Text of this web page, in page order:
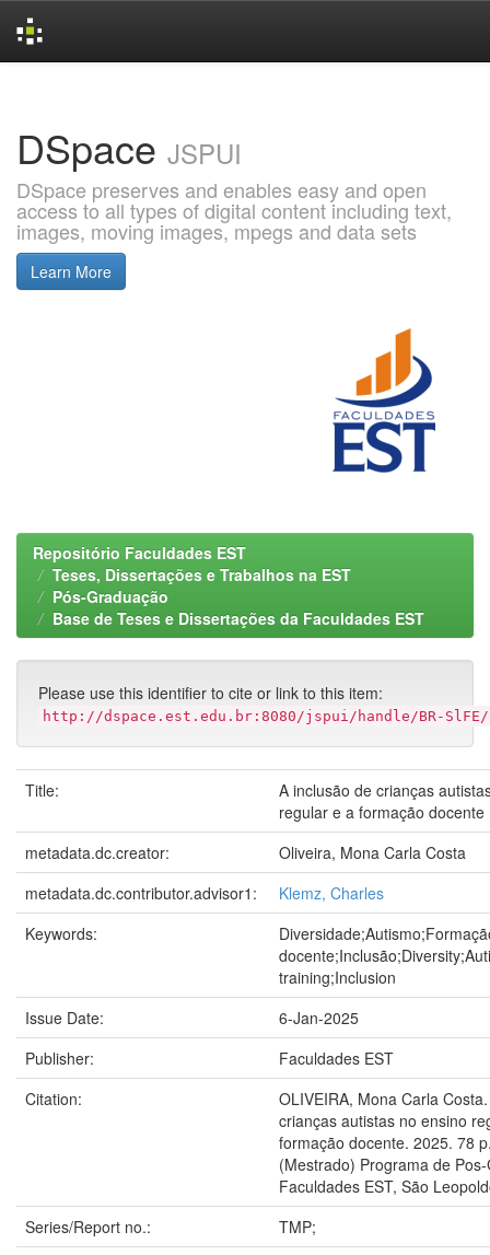
DSpace JSPUI
DSpace preserves and enables easy and open
access to all types of digital content including text,
images, moving images, mpegs and data sets
Learn More
Repositório Faculdades EST
Teses, Dissertações e Trabalhos na EST
Pós-Graduação
Base de Teses e Dissertações da Faculdades EST
Please use this identifier to cite or link to this item:
http://dspace.est.edu.br:8080/jspui/handle/BR-SlFE/
Title:
A inclusão de crianças
regular e a formação docente
metadata.dc.creator:
Oliveira, Mona Carla Costa
metadata.dc.contributor.advisor1:
Klemz, Charles
Keywords:
training;Inclusion
Issue Date:
6-Jan-2025
Publisher:
Faculdades EST
Citation:
OLIVEIRA, Mona Carla
crianças autistas no ensino
formação docente. 2025. 78
(Mestrado) Programa de
Faculdades EST, São
Series/Report no.:
TMP;